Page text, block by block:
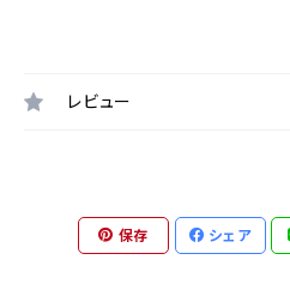
レビュー
保存 シェア